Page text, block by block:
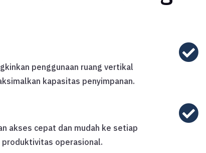
penggunaan ruang vertikal
kapasitas penyimpanan.
akses cepat dan mudah ke setiap
operasional.

